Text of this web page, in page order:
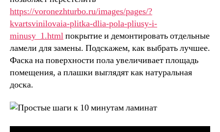
https://voronezhturbo.ru/images/pages/?
kvartsvinilovaia-plitka-dlia-pola-pliusy-i-
minusy_1.htmlпокрытие и демонтировать отдельные
ламели для замены. Подскажем, как выбрать лучшее.
Фаска на поверхности пола увеличивает площадь
помещения, а плашки выглядят как натуральная
доска.